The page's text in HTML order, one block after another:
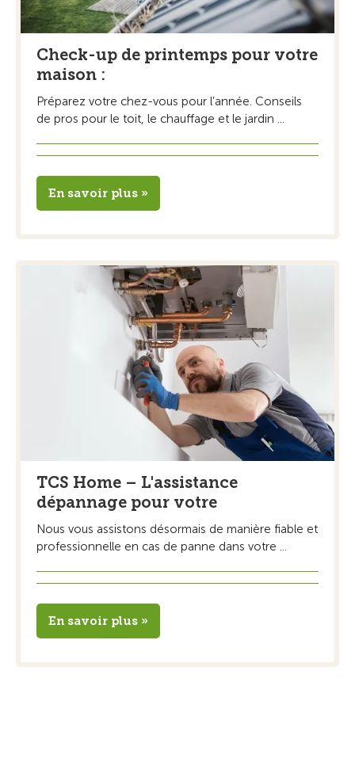
Check-up de printemps pour votre
maison :
Préparez votre chez-vous pour l’année. Conseils
de pros pour le toit, le chauffage et le jardin ...
En savoir plus »
TCS Home – L'assistance
dépannage pour votre
Nous vous assistons désormais de manière fiable et
professionnelle en cas de panne dans votre ...
En savoir plus »